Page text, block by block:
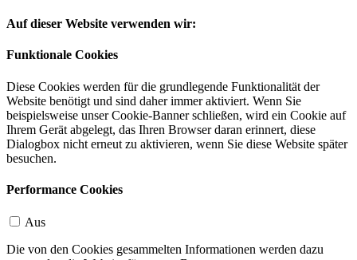
Auf dieser Website verwenden wir:
Funktionale Cookies
Diese Cookies werden für die grundlegende Funktionalität der
Website benötigt und sind daher immer aktiviert. Wenn Sie
beispielsweise unser Cookie-Banner schließen, wird ein Cookie auf
Ihrem Gerät abgelegt, das Ihren Browser daran erinnert, diese
Dialogbox nicht erneut zu aktivieren, wenn Sie diese Website später
besuchen.
Performance Cookies
Aus
Die von den Cookies gesammelten Informationen werden dazu